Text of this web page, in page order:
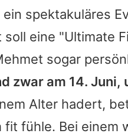
ein spektakuläres
eine "Ultimate
sogar
zwar am 14. Juni,
Alter hadert,
fühle. Bei einem